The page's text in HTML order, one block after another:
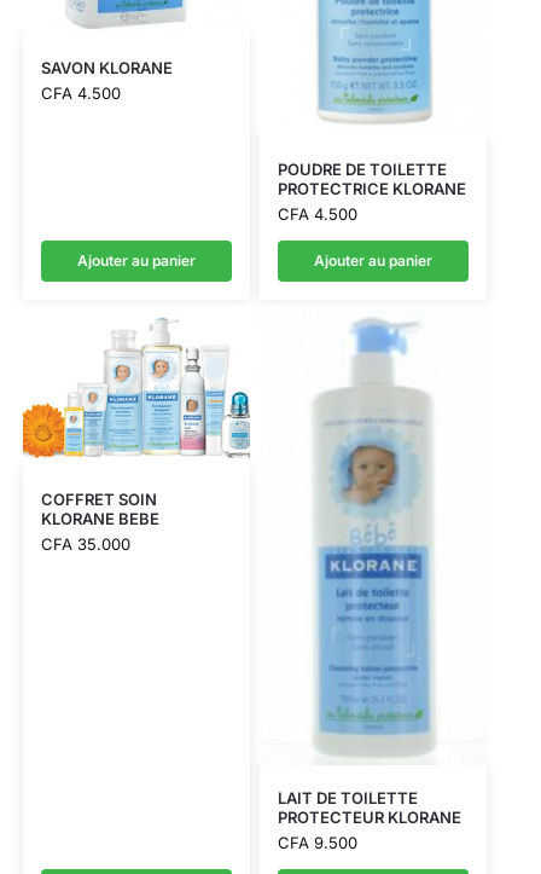
SAVON KLORANE
CFA4.500
Ajouter au panier
POUDRE DE TOILETTE
PROTECTRICE KLORANE
CFA4.500
Ajouter au panier
COFFRET SOIN
KLORANE BEBE
CFA35.000
LAIT DE TOILETTE
PROTECTEUR KLORANE
CFA9.500